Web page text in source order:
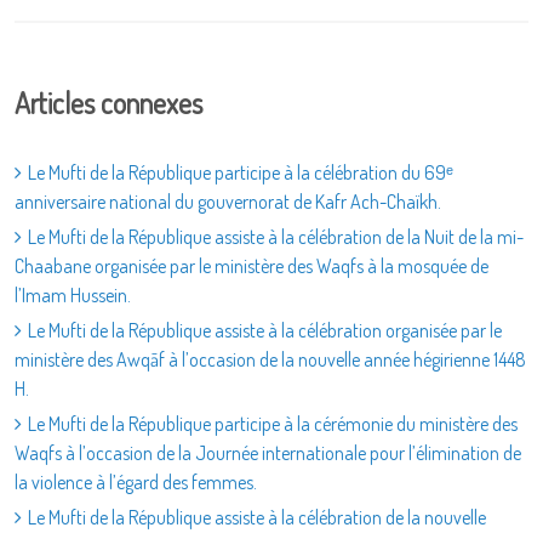
Articles connexes
Le Mufti de la République participe à la célébration du 69ᵉ
anniversaire national du gouvernorat de Kafr Ach-Chaïkh.
Le Mufti de la République assiste à la célébration de la Nuit de la mi-
Chaabane organisée par le ministère des Waqfs à la mosquée de
l’Imam Hussein.
Le Mufti de la République assiste à la célébration organisée par le
ministère des Awqāf à l’occasion de la nouvelle année hégirienne 1448
H.
Le Mufti de la République participe à la cérémonie du ministère des
Waqfs à l’occasion de la Journée internationale pour l’élimination de
la violence à l’égard des femmes.
Le Mufti de la République assiste à la célébration de la nouvelle